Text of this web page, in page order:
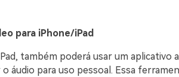
para iPhone/iPad
também poderá usar um aplicativo
áudio para uso pessoal. Essa